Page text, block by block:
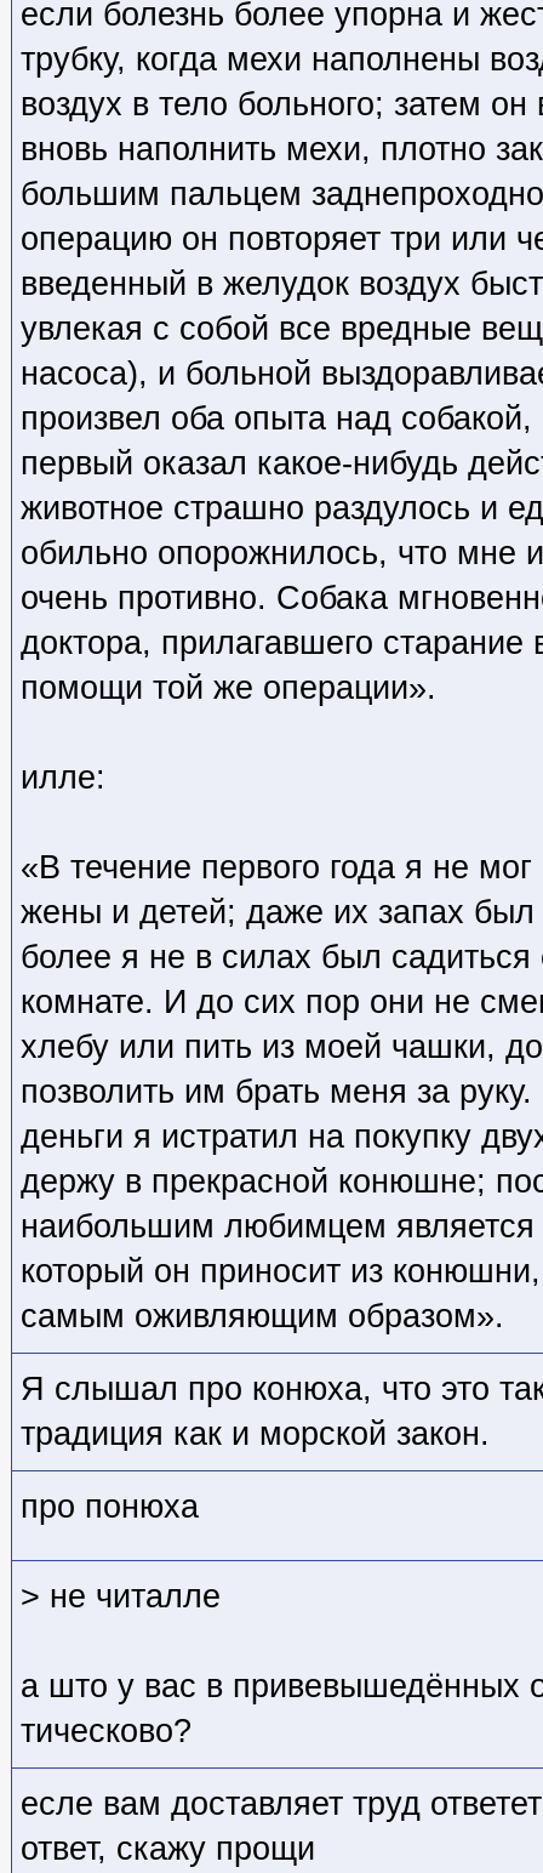
если болезнь более упорна и
трубку, когда мехи наполнены
воздух в тело больного; затем
вновь наполнить мехи, плотно
большим пальцем
операцию он повторяет три или
введенный в желудок воздух
увлекая с собой все вредные
насоса), и больной
произвел оба опыта над
первый оказал какое-нибудь
животное страшно раздулось и
обильно опорожнилось, что мне
очень противно. Собака
доктора, прилагавшего старание
помощи той же операции».
илле:
«В течение первого года я не
жены и детей; даже их запах
более я не в силах был
комнате. И до сих пор они не
хлебу или пить из моей чашки,
позволить им брать меня за
деньги я истратил на покупку
держу в прекрасной конюшне;
наибольшим любимцем является
который он приносит из
самым оживляющим образом».
Я слышал про конюха, что это
традиция как и морской закон.
про понюха
> не читалле
а што у вас в привевышедённых
тическово?
есле вам доставляет труд
ответ, скажу прощи